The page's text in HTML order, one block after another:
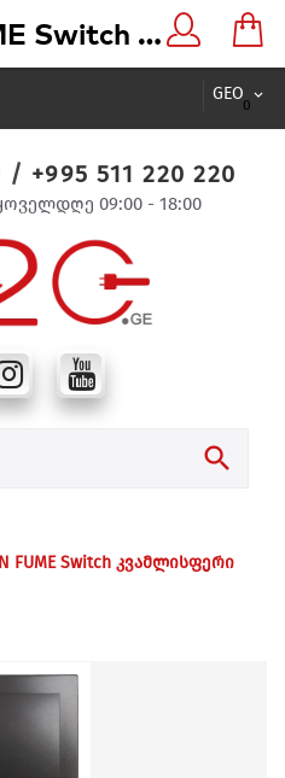
GEO
0
/ +995 511 220 220
09:00 - 18:00
FUME Switch კვამლისფერი
TOURAN FUME Switch კვამლისფერი ჩამრთველი 1-ანი - 220.ge